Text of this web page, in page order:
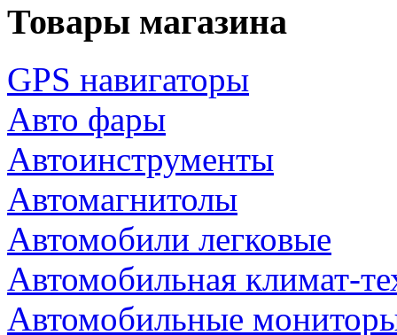
Товары магазина
GPS навигаторы
Авто фары
Автоинструменты
Автомагнитолы
Автомобили легковые
Автомобильная климат-
Автомобильные